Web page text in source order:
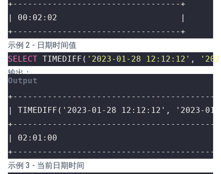
+----------------------------------+
示例 2 - 日期时间值
SELECT TIMEDIFF ( '2023-01-28 12:12:12' ,
输出：
示例 3 - 当前日期时间